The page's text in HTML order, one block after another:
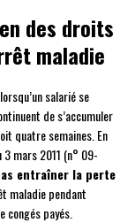
des droits
maladie
salarié se
de s’accumuler
quatre semaines. En
mars 2011 (n° 09-
entraîner la perte
maladie pendant
congés payés.